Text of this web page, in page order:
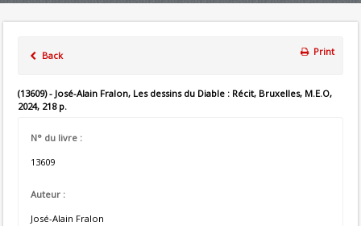
Back Print
(13609) - José-Alain Fralon, Les dessins du Diable : Récit, Bruxelles, M.E.O,
2024, 218 p.
N° du livre :
13609
Auteur :
José-Alain Fralon